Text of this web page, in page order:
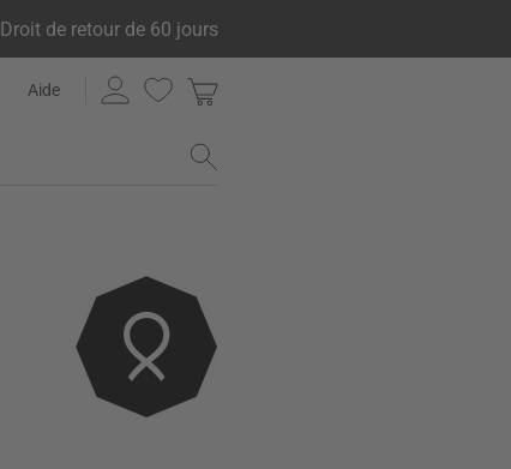
Droit de retour de 60 jours
Aide